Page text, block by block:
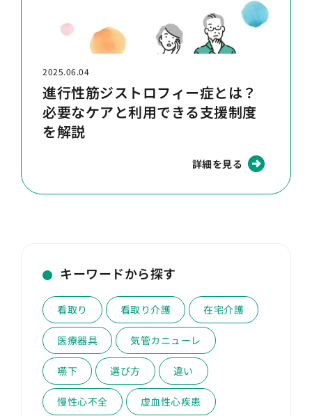
2025.06.04
進行性筋ジストロフィー症とは？
必要なケアと利用できる支援制度
を解説
詳細を見る
キーワードから探す
看取り 看取り介護 在宅介護
医療器具 気管カニューレ
嚥下 選び方 違い
慢性心不全 虚血性心疾患